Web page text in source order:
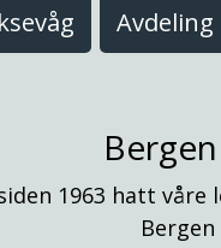
Avdeling
1963 hatt våre